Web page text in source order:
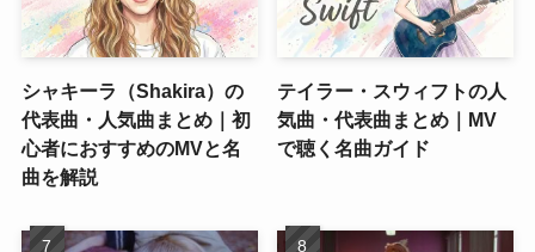
シャキーラ（Shakira）の
代表曲・人気曲まとめ｜初
心者におすすめのMVと名
曲を解説
テイラー・スウィフトの人
気曲・代表曲まとめ｜MV
で聴く名曲ガイド